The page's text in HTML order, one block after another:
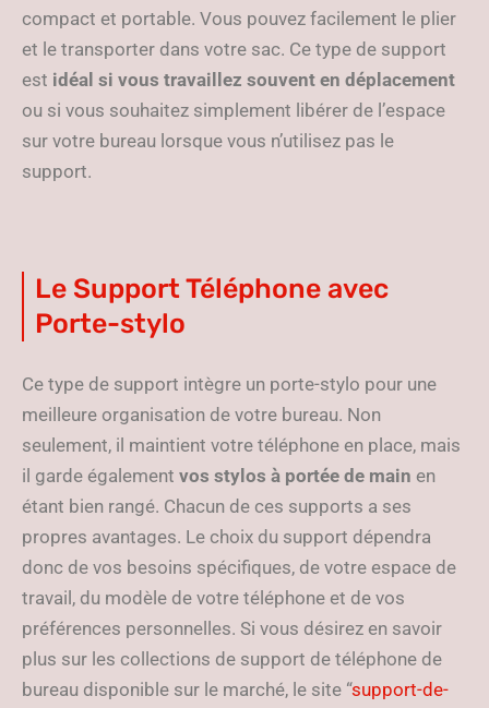
compact et portable. Vous pouvez facilement le plier
et le transporter dans votre sac. Ce type de support
est idéal si vous travaillez souvent en déplacement
ou si vous souhaitez simplement libérer de l’espace
sur votre bureau lorsque vous n’utilisez pas le
support.
Le Support Téléphone avec
Porte-stylo
Ce type de support intègre un porte-stylo pour une
meilleure organisation de votre bureau. Non
seulement, il maintient votre téléphone en place, mais
il garde également vos stylos à portée de main en
étant bien rangé. Chacun de ces supports a ses
propres avantages. Le choix du support dépendra
donc de vos besoins spécifiques, de votre espace de
travail, du modèle de votre téléphone et de vos
préférences personnelles. Si vous désirez en savoir
plus sur les collections de support de téléphone de
bureau disponible sur le marché, le site “support-de-